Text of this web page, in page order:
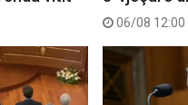
06/08 12:00